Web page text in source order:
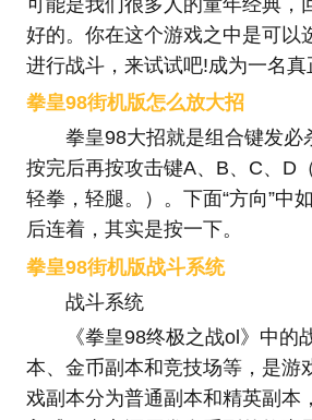
好的。你在这个游戏之中是可以
进行战斗，来试试吧!成为一名真
拳皇98街机版怎么放大招
拳皇98大招就是组合键发必
按完后再按攻击键A、B、C、D
轻拳，轻腿。）。下面“方向”中
后连着，其实是按一下。
拳皇98街机版战斗系统
战斗系统
《拳皇98终极之战ol》中的
本、金币副本和竞技场等，是游
戏副本分为普通副本和精英副本